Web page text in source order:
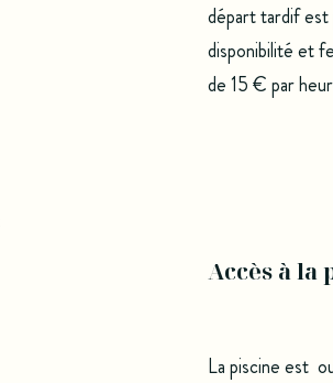
départ tardif est
disponibilité et
de 15 € par
Accès à la
La piscine est